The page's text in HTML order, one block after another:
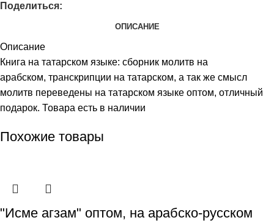
Поделиться:
ОПИСАНИЕ
Описание
Книга на татарском языке: сборник молитв на
арабском, транскрипции на татарском, а так же смысл
молитв переведены на татарском языке оптом, отличный
подарок. Товара есть в наличии
Похожие товары
"Исме агзам" оптом, на арабско-русском